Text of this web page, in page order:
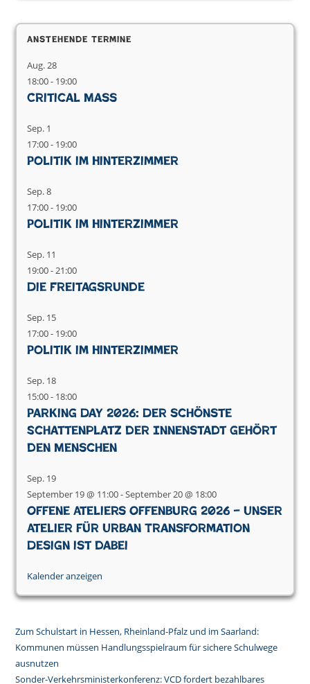
Anstehende Termine
Aug.28
18:00- 19:00
Critical Mass
Sep. 1
17:00- 19:00
Politik im Hinterzimmer
Sep.8
17:00- 19:00
Politik im Hinterzimmer
Sep. 11
19:00-21:00
Die Freitagsrunde
Sep. 15
17:00- 19:00
Politik im Hinterzimmer
Sep. 18
15:00- 18:00
Parking Day 2026: Der schönste
Schattenplatz der Innenstadt gehört
den Menschen
Sep. 19
September 19 @ 11:00-September 20 @ 18:00
Offene Ateliers Offenburg 2026 – Unser
Atelier für Urban Transformation
Design ist dabei
Kalender anzeigen
Zum Schulstart in Hessen, Rheinland-Pfalz und im Saarland:
Kommunen müssen Handlungsspielraum für sichere Schulwege
ausnutzen
Sonder-Verkehrsministerkonferenz: VCD fordert bezahlbares